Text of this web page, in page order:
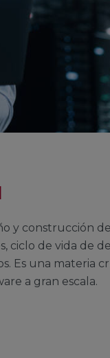
y construcción
ciclo de vida de
Es una materia
a gran escala.